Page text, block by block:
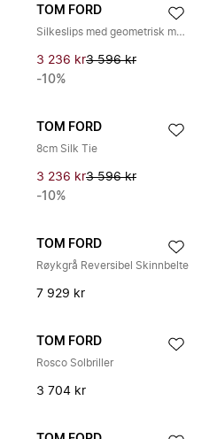
TOM FORD
Silkeslips med geometrisk mønster
3 236 kr3 596 kr
-10%
TOM FORD
8cm Silk Tie
3 236 kr3 596 kr
-10%
TOM FORD
Røykgrå Reversibel Skinnbelte
7 929 kr
TOM FORD
Rosco Solbriller
3 704 kr